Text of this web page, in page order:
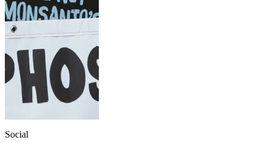
Social